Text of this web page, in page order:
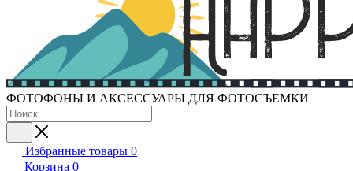
ФОТОФОНЫ И АКСЕССУАРЫ ДЛЯ ФОТОСЪЕМКИ
Избранные товары 0
Корзина 0